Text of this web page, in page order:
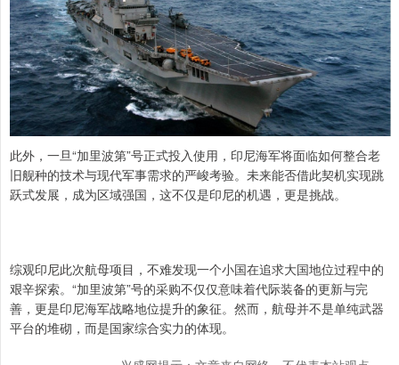
此外，一旦“加里波第”号正式投入使用，印尼海军将面临如何整合老
旧舰种的技术与现代军事需求的严峻考验。未来能否借此契机实现跳
跃式发展，成为区域强国，这不仅是印尼的机遇，更是挑战。
综观印尼此次航母项目，不难发现一个小国在追求大国地位过程中的
艰辛探索。“加里波第”号的采购不仅仅意味着代际装备的更新与完
善，更是印尼海军战略地位提升的象征。然而，航母并不是单纯武器
平台的堆砌，而是国家综合实力的体现。